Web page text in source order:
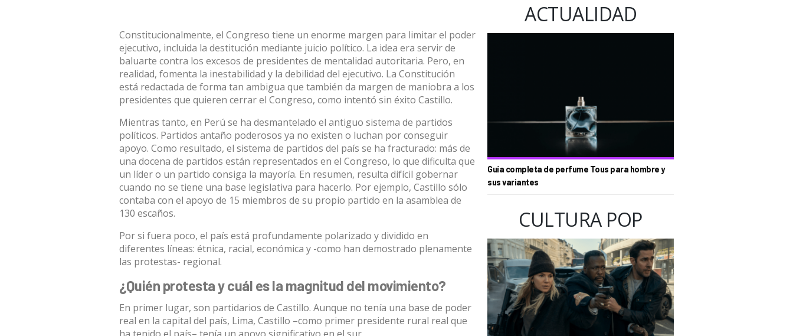
Constitucionalmente, el Congreso tiene un enorme margen para limitar el poder
ejecutivo, incluida la destitución mediante juicio político. La idea era servir de
baluarte contra los excesos de presidentes de mentalidad autoritaria. Pero, en
realidad, fomenta la inestabilidad y la debilidad del ejecutivo. La Constitución
está redactada de forma tan ambigua que también da margen de maniobra a los
presidentes que quieren cerrar el Congreso, como intentó sin éxito Castillo.
Mientras tanto, en Perú se ha desmantelado el antiguo sistema de partidos
políticos. Partidos antaño poderosos ya no existen o luchan por conseguir
apoyo. Como resultado, el sistema de partidos del país se ha fracturado: más de
una docena de partidos están representados en el Congreso, lo que dificulta que
un líder o un partido consiga la mayoría. En resumen, resulta difícil gobernar
cuando no se tiene una base legislativa para hacerlo. Por ejemplo, Castillo sólo
contaba con el apoyo de 15 miembros de su propio partido en la asamblea de
130 escaños.
Por si fuera poco, el país está profundamente polarizado y dividido en
diferentes líneas: étnica, racial, económica y -como han demostrado plenamente
las protestas- regional.
¿Quién protesta y cuál es la magnitud del movimiento?
En primer lugar, son partidarios de Castillo. Aunque no tenía una base de poder
real en la capital del país, Lima, Castillo –como primer presidente rural real que
ACTUALIDAD
Guía completa de perfume Tous para hombre y
sus variantes
CULTURA POP